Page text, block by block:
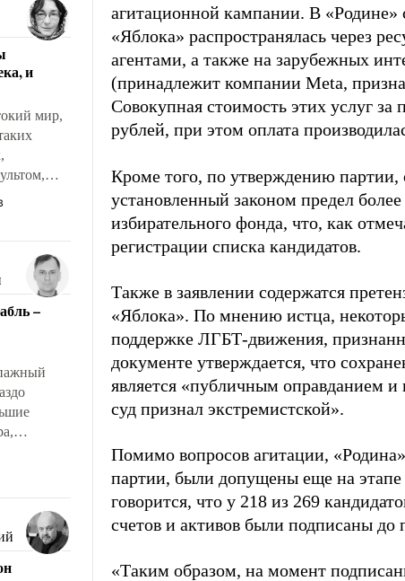
и
мир,
и
под
на себя
и
–
уже
Задача по
Однако
агитационной кампании. В «Родине»
«Яблока» распространялась через
агентами, а также на зарубежных
(принадлежит компании Meta,
Совокупная стоимость этих услуг
рублей, при этом оплата
Кроме того, по утверждению
установленный законом предел
избирательного фонда, что, как
регистрации списка кандидатов.
Также в заявлении содержатся
«Яблока». По мнению истца,
поддержке ЛГБТ-движения,
документе утверждается, что
является «публичным оправданием
суд признал экстремистской».
Помимо вопросов агитации,
партии, были допущены еще на этапе
говорится, что у 218 из 269
счетов и активов были подписаны до
«Таким образом, на момент